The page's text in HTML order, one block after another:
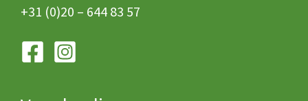
+31 (0)20 – 644 83 57